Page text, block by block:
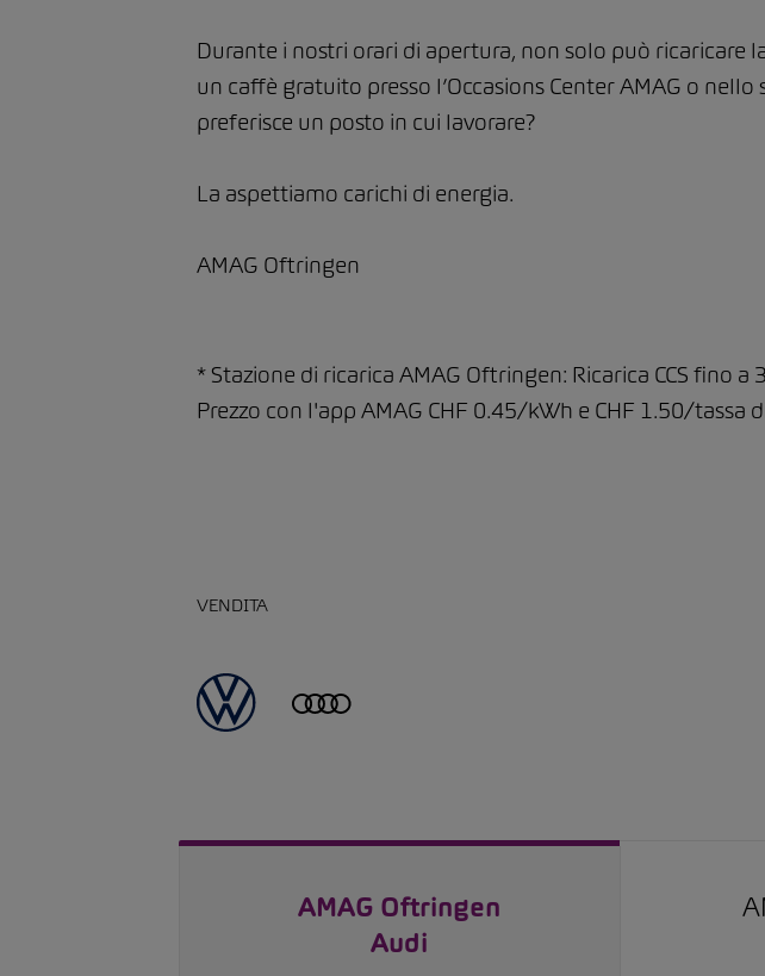
Durante i nostri orari di apertura, non solo può
un caffè gratuito presso l’Occasions Center AMAG o
preferisce un posto in cui lavorare?
La aspettiamo carichi di energia.
AMAG Oftringen
* Stazione di ricarica AMAG Oftringen: Ricarica CCS fino a
Prezzo con l'app AMAG CHF 0.45/kWh e CHF 1.50/tassa
VENDITA
AMAG Oftringen
Audi